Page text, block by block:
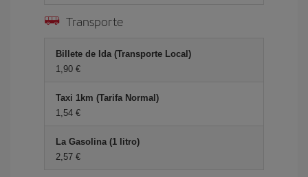
Transporte
Billete de Ida (Transporte Local)
1,90 €
Taxi 1km (Tarifa Normal)
1,54 €
La Gasolina (1 litro)
2,57 €